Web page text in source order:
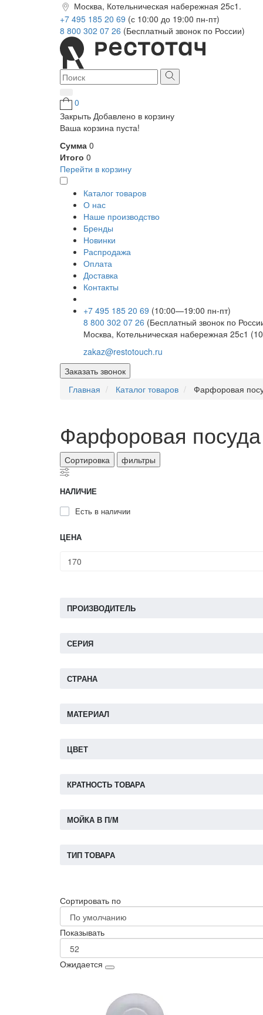
Москва, Котельническая набережная 25с1.
+7 495 185 20 69 (с 10:00 до 19:00 пн-пт)
8 800 302 07 26 (Бесплатный звонок по России)
0
Закрыть Добавлено в корзину
Ваша корзина пуста!
Сумма 0
Итого 0
Перейти в корзину
Каталог товаров
О нас
Наше производство
Бренды
Новинки
Распродажа
Оплата
Доставка
Контакты
+7 495 185 20 69 (10:00—19:00 пн-пт)
8 800 302 07 26 (Бесплатный звонок по
Москва, Котельническая набережная 25с1
zakaz@restotouch.ru
Заказать звонок
Главная
Каталог товаров Фарфоровая
Фарфоровая
Сортировка фильтры
НАЛИЧИЕ
Есть в наличии
ЦЕНА
ПРОИЗВОДИТЕЛЬ
СЕРИЯ
СТРАНА
МАТЕРИАЛ
ЦВЕТ
КРАТНОСТЬ ТОВАРА
МОЙКА В П/М
ТИП ТОВАРА
Сортировать по
Показывать
Ожидается